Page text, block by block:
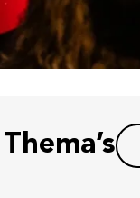
Thema’s